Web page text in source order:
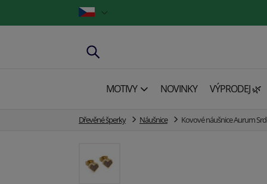
MOTIVY NOVINKY VÝPRODEJ 🌿
Dřevěné šperky Náušnice Kovové náušnice Aurum